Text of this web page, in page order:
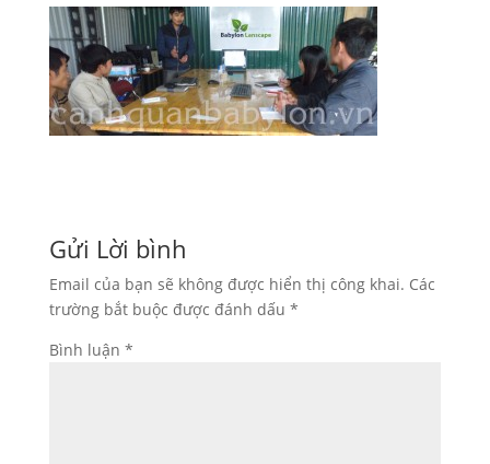
Gửi Lời bình
Email của bạn sẽ không được hiển thị công khai. Các
trường bắt buộc được đánh dấu *
Bình luận *